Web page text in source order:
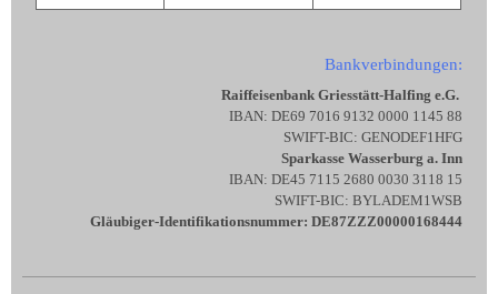
Bankverbindungen:
Raiffeisenbank Griesstätt-Halfing e.G.
IBAN: DE69 7016 9132 0000 1145 88
SWIFT-BIC: GENODEF1HFG
Sparkasse Wasserburg a. Inn
IBAN: DE45 7115 2680 0030 3118 15
SWIFT-BIC: BYLADEM1WSB
Gläubiger-Identifikationsnummer: DE87ZZZ00000168444